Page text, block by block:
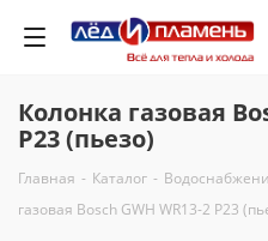
Колонка газовая
P23 (пьезо)
Главная - Каталог -
газовая Bosch GWH WR13-2 P23